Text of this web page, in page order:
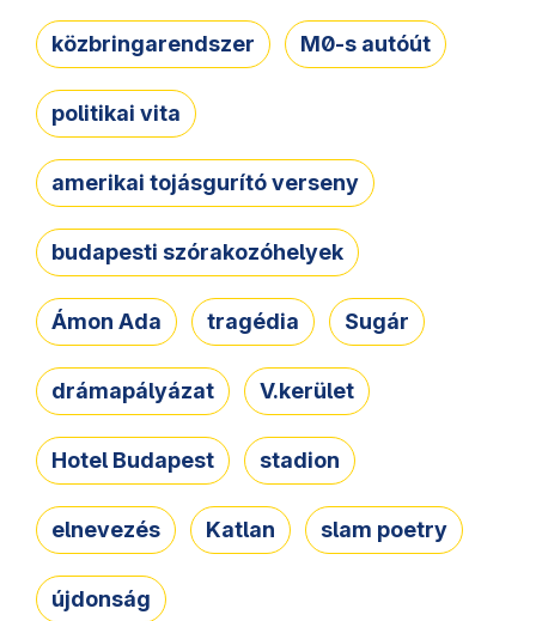
közbringarendszer M0-s autóút
politikai vita
amerikai tojásgurító verseny
budapesti szórakozóhelyek
Ámon Ada tragédia Sugár
drámapályázat V.kerület
Hotel Budapest stadion
elnevezés Katlan slam poetry
újdonság